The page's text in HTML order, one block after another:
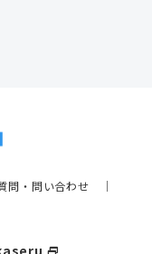
問・問い合わせ ｜
select_window